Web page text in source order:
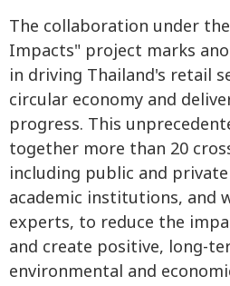
The collaboration under
Impacts" project marks
in driving Thailand's retail
circular economy and
progress. This
together more than 20
including public and
academic institutions, and
experts, to reduce the
and create positive, long-
environmental and